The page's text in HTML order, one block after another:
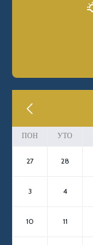
ПОН УТО
27 28
3 4
10 11